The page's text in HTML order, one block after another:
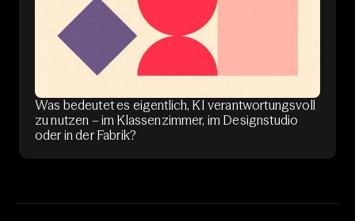
Was bedeutet es eigentlich, KI verantwortungsvoll
zu nutzen – im Klassenzimmer, im Designstudio
oder in der Fabrik?